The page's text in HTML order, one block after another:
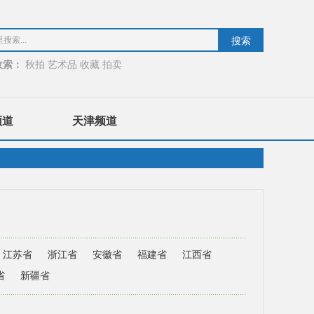
： 秋拍 艺术品 收藏 拍卖
道 天津频道
江苏省 浙江省 安徽省 福建省
江西省
新疆省